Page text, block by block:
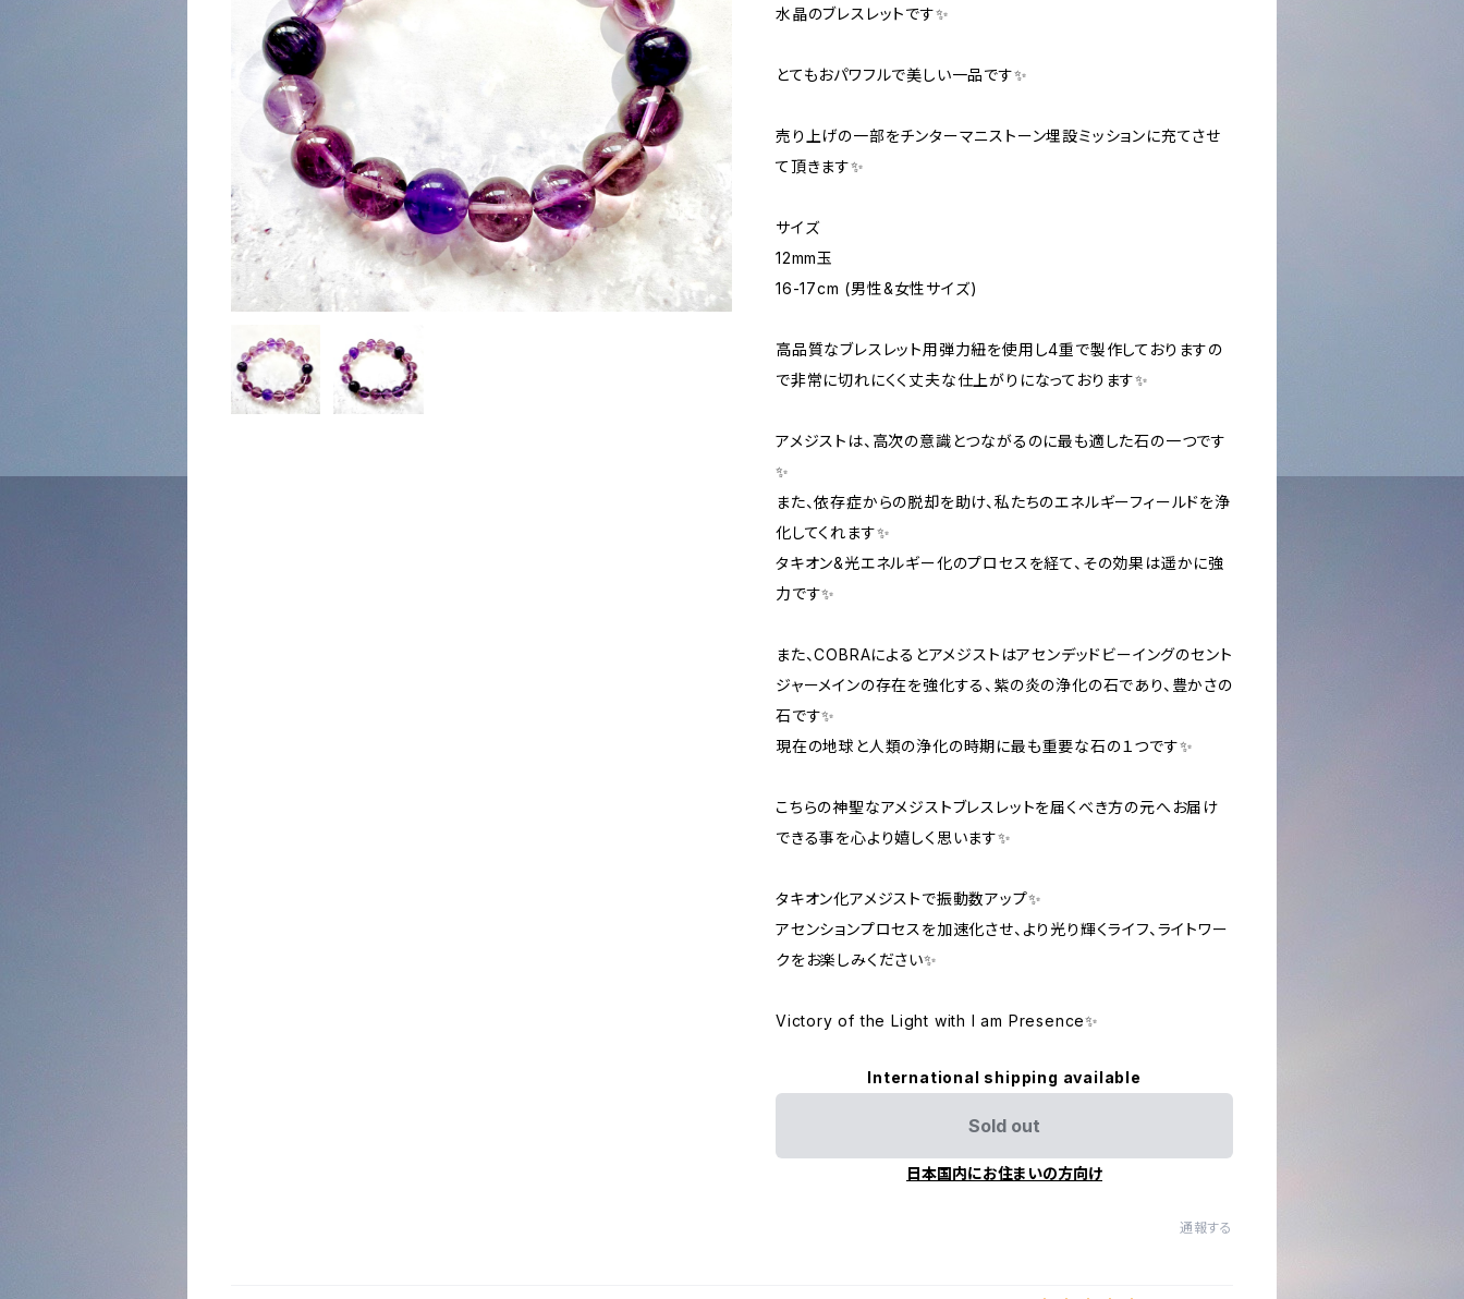
水晶のブレスレットです✨
とてもおパワフルで美しい一品です✨
売り上げの一部をチンターマニストーン埋設ミッションに充てさせ
て頂きます✨
サイズ
12mm玉
16-17cm (男性&女性サイズ)
高品質なブレスレット用弾力紐を使用し4重で製作しておりますの
で非常に切れにくく丈夫な仕上がりになっております✨
アメジストは、高次の意識とつながるのに最も適した石の一つです
✨
また、依存症からの脱却を助け、私たちのエネルギーフィールドを浄
化してくれます✨
タキオン&光エネルギー化のプロセスを経て、その効果は遥かに強
力です✨
また、COBRAによるとアメジストはアセンデッドビーイングのセント
ジャーメインの存在を強化する、紫の炎の浄化の石であり、豊かさの
石です✨
現在の地球と人類の浄化の時期に最も重要な石の１つです✨
こちらの神聖なアメジストブレスレットを届くべき方の元へお届け
できる事を心より嬉しく思います✨
タキオン化アメジストで振動数アップ✨
アセンションプロセスを加速化させ、より光り輝くライフ、ライトワー
クをお楽しみください✨
Victory of the Light with I am Presence✨
International shipping available
Sold out
日本国内にお住まいの方向け
通報する